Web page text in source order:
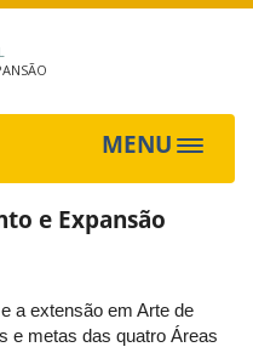
MENU
Toggle
e Expansão
a extensão em Arte de
e metas das quatro Áreas